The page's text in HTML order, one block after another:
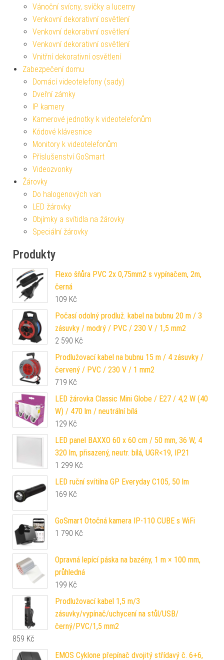
Vánoční svícny, svíčky a lucerny
Venkovní dekorativní osvětlení
Venkovní dekorativní osvětlení
Venkovní dekorativní osvětlení
Vnitřní dekorativní osvětlení
Zabezpečení domu
Domácí videotelefony (sady)
Dveřní zámky
IP kamery
Kamerové jednotky k videotelefonům
Kódové klávesnice
Monitory k videotelefonům
Příslušenství GoSmart
Videozvonky
Žárovky
Do halogenových van
LED žárovky
Objímky a svítidla na žárovky
Speciální žárovky
Produkty
Flexo šňůra PVC 2x 0,75mm2 s vypínačem, 2m,
černá
109 Kč
Počasí odolný prodluž. kabel na bubnu 20 m / 3
zásuvky / modrý / PVC / 230 V / 1,5 mm2
2 590 Kč
Prodlužovací kabel na bubnu 15 m / 4 zásuvky /
červený / PVC / 230 V / 1 mm2
719 Kč
LED žárovka Classic Mini Globe / E27 / 4,2 W (40
W) / 470 lm / neutrální bílá
129 Kč
LED panel BAXXO 60 x 60 cm / 50 mm, 36 W, 4
320 lm, přisazený, neutr. bílá, UGR<19, IP21
1 299 Kč
LED ruční svítilna GP Everyday C105, 50 lm
169 Kč
GoSmart Otočná kamera IP-110 CUBE s WiFi
1 790 Kč
Opravná lepící páska na bazény, 1 m × 100 mm,
průhledná
199 Kč
Prodlužovací kabel 1,5 m/3
zásuvky/vypínač/uchycení na stůl/USB/
černý/PVC/1,5 mm2
859 Kč
EMOS Cyklone přepínač dvojitý střídavý č. 6+6,